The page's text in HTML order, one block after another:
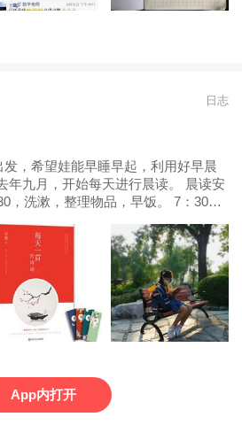
日志
，希望娃能早睡早起，利用好早晨
年九月，开始每天进行晨读。 晨读安
洗漱，整理物品，早饭。 7：30
朗读周期是按照艾宾浩斯来进行...
App内打开